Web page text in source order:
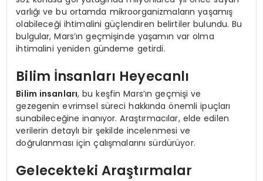
varlığı ve bu ortamda mikroorganizmaların yaşamış
olabileceği ihtimalini güçlendiren belirtiler bulundu. Bu
bulgular, Mars’ın geçmişinde yaşamın var olma
ihtimalini yeniden gündeme getirdi.
Bilim İnsanları Heyecanlı
Bilim insanları, bu keşfin Mars’ın geçmişi ve
gezegenin evrimsel süreci hakkında önemli ipuçları
sunabileceğine inanıyor. Araştırmacılar, elde edilen
verilerin detaylı bir şekilde incelenmesi ve
doğrulanması için çalışmalarını sürdürüyor.
Gelecekteki Araştırmalar